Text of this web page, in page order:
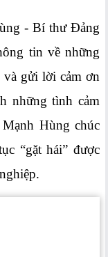
- Bí thư Đảng
tin về những
gửi lời cảm ơn
những tình cảm
Hùng chúc
“gặt hái” được